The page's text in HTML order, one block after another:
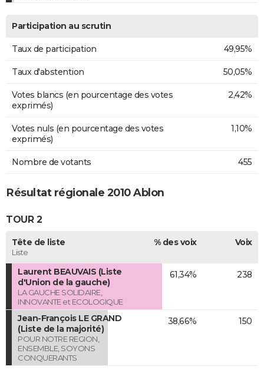
Participation au scrutin
Taux de participation 49,95%
Taux d'abstention 50,05%
Votes blancs (en pourcentage des votes
exprimés)
2,42%
Votes nuls (en pourcentage des votes
exprimés)
1,10%
Nombre de votants 455
Résultat régionale 2010 Ablon
TOUR 2
Tête de liste
Liste
% des voix Voix
Laurent BEAUVAIS (Liste
d'Union de la gauche)
LA GAUCHE SOLIDAIRE,
INNOVANTE et ECOLOGIQUE
61,34% 238
Jean-François LE GRAND
(Liste de la majorité)
POUR NOTRE REGION,
ENSEMBLE, SOYONS
CONQUERANTS
38,66% 150